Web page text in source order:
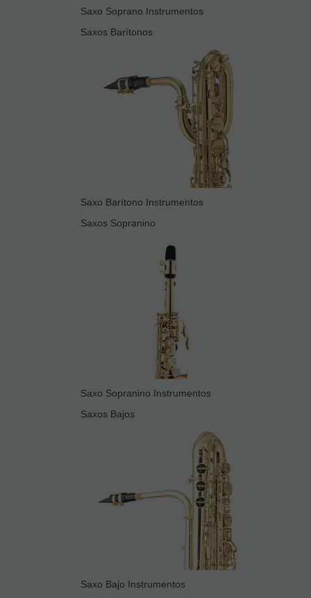
Saxo Soprano Instrumentos
Saxos Barítonos
Saxo Barítono Instrumentos
Saxos Sopranino
Saxo Sopranino Instrumentos
Saxos Bajos
Saxo Bajo Instrumentos